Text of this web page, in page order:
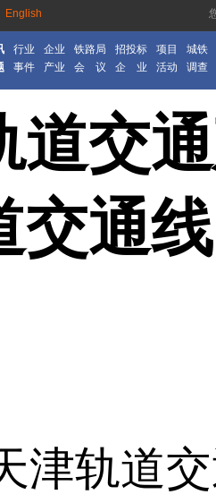
English
行业 企业 铁路局 招投标 项目
城铁
事件 产业 会 议 企 业 活动 调查
道交
交通
轨道交